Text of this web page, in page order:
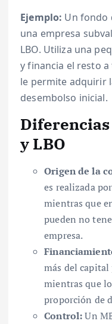
Ejemplo: Un fondo
una empresa
LBO. Utiliza una
y financia el resto
le permite adquirir
desembolso inicial.
y LBO
Origen de la
es realizada
mientras que
pueden no
empresa.
más del
mientras que
proporción de
Control:Un